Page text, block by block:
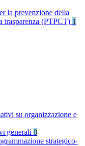
la prevenzione della
trasparenza (PTPCT) 1
su organizzazione e
generali 8
strategico-